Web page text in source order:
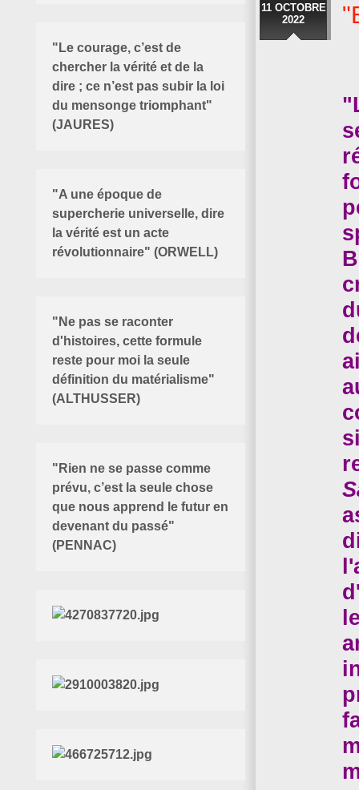
"Le courage, c’est de
chercher la vérité et de la
dire ; ce n’est pas subir la loi
du mensonge triomphant"
(JAURES)
"A une époque de
supercherie universelle, dire
la vérité est un acte
révolutionnaire" (ORWELL)
"Ne pas se raconter
d'histoires, cette formule
reste pour moi la seule
définition du matérialisme"
(ALTHUSSER)
"Rien ne se passe comme
prévu, c’est la seule chose
que nous apprend le futur en
devenant du passé"
(PENNAC)
11 OCTOBRE
2022